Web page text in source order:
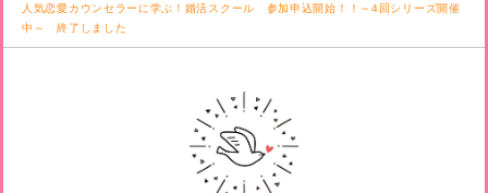
人気恋愛カウンセラーに学ぶ！婚活スクール 参加申込開始！！～4回シリーズ開催
中～ 終了しました